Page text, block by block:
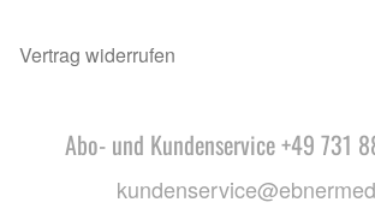
Vertrag widerrufen
Abo- und Kundenservice +49 731